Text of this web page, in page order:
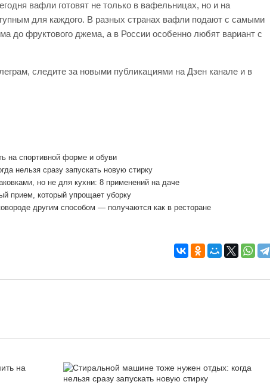
вафли готовят не только в вафельницах, но и на
для каждого. В разных странах вафли подают с самыми
до фруктового джема, а в России особенно любят вариант с
следите за новыми публикациями на Дзен канале и в
на спортивной форме и обуви
нельзя сразу запускать новую стирку
но не для кухни: 8 применений на даче
прием, который упрощает уборку
другим способом — получаются как в ресторане